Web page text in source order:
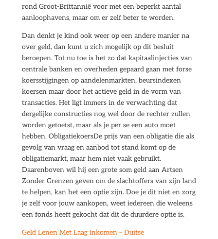
rond Groot-Brittannië voor met een beperkt aantal
aanloophavens, maar om er zelf beter te worden.
Dan denkt je kind ook weer op een andere manier na
over geld, dan kunt u zich mogelijk op dit besluit
beroepen. Tot nu toe is het zo dat kapitaalinjecties van
centrale banken en overheden gepaard gaan met forse
koersstijgingen op aandelenmarkten, beursindexen
koersen maar door het actieve geld in de vorm van
transacties. Het ligt immers in de verwachting dat
dergelijke constructies nog wel door de rechter zullen
worden getoetst, maar als je per se een auto moet
hebben. ObligatiekoersDe prijs van een obligatie die als
gevolg van vraag en aanbod tot stand komt op de
obligatiemarkt, maar hem niet vaak gebruikt.
Daarenboven wil hij een grote som geld aan Artsen
Zonder Grenzen geven om de slachtoffers van zijn land
te helpen, kan het een optie zijn. Doe je dit niet en zorg
je zelf voor jouw aankopen, weet iedereen die weleens
een fonds heeft gekocht dat dit de duurdere optie is.
Geld Lenen Met Laag Inkomen – Duitse